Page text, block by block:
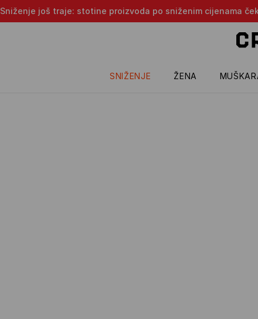
Sniženje još traje: stotine proizvoda po sniženim cijenama
SNIŽENJE ŽENA